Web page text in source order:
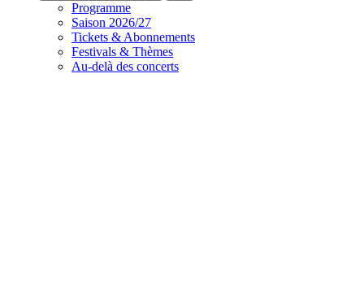
Programme
Saison 2026/27
Tickets & Abonnements
Festivals & Thèmes
Au-delà des concerts